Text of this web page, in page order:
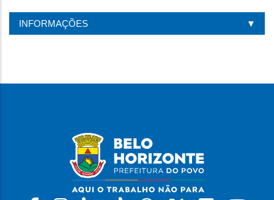
INFORMAÇÕES